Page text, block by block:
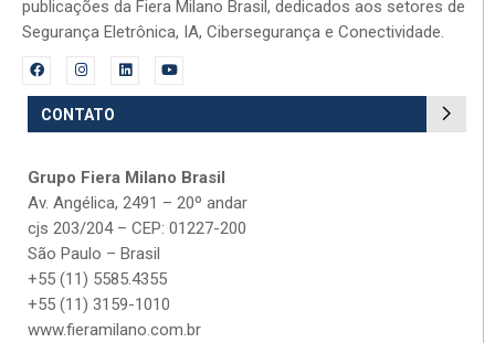
publicações da Fiera Milano Brasil, dedicados aos setores de
Segurança Eletrônica, IA, Cibersegurança e Conectividade.
CONTATO
Grupo Fiera Milano Brasil
Av. Angélica, 2491 – 20º andar
cjs 203/204 – CEP: 01227-200
São Paulo – Brasil
+55 (11) 5585.4355
+55 (11) 3159-1010
www.fieramilano.com.br